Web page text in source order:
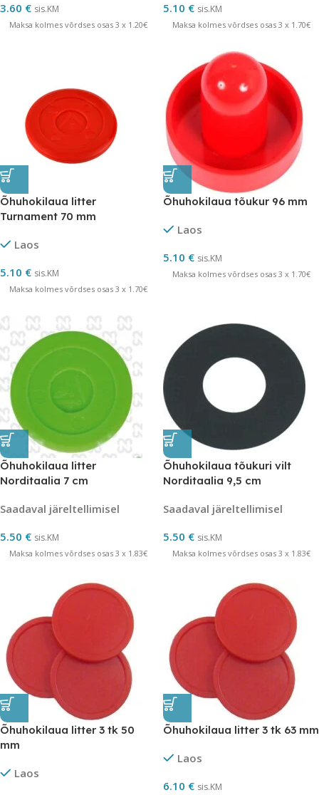
3.60 € sis.KM
Maksa kolmes võrdses osas 3 x 1.20€
5.10 € sis.KM
Maksa kolmes võrdses osas 3 x 1.70€
Õhuhokilaua litter
Turnament 70 mm
Laos
5.10 € sis.KM
Maksa kolmes võrdses osas 3 x 1.70€
Õhuhokilaua tõukur 96 mm
Laos
5.10 € sis.KM
Maksa kolmes võrdses osas 3 x 1.70€
Õhuhokilaua litter
Norditaalia 7 cm
Saadaval järeltellimisel
5.50 € sis.KM
Maksa kolmes võrdses osas 3 x 1.83€
Õhuhokilaua tõukuri vilt
Norditaalia 9,5 cm
Saadaval järeltellimisel
5.50 € sis.KM
Maksa kolmes võrdses osas 3 x 1.83€
Õhuhokilaua litter 3 tk 50
mm
Laos
Õhuhokilaua litter 3 tk 63 mm
Laos
6.10 € sis.KM